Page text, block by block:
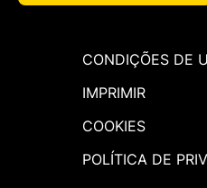
CONDIÇÕES DE
IMPRIMIR
COOKIES
POLÍTICA DE